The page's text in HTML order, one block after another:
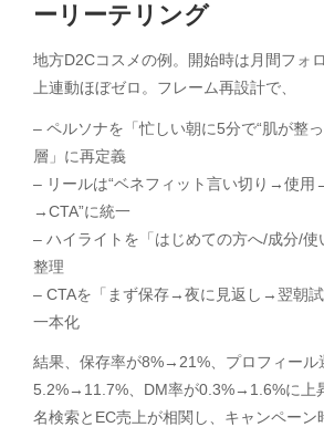
ーリーテリング
地方D2Cコスメの例。開始時は月間フォ
上連動ほぼゼロ。フレーム再設計で、
– ペルソナを「忙しい朝に5分で“肌が整
層」に再定義
– リールは“ベネフィット言い切り→使
→CTA”に統一
– ハイライトを「はじめての方へ/成分/使
整理
– CTAを「まず保存→夜に見返し→翌朝
一本化
結果、保存率が8%→21%、プロフィール
5.2%→11.7%、DM率が0.3%→1.6%に上
名検索とEC売上が相関し、キャンペーン